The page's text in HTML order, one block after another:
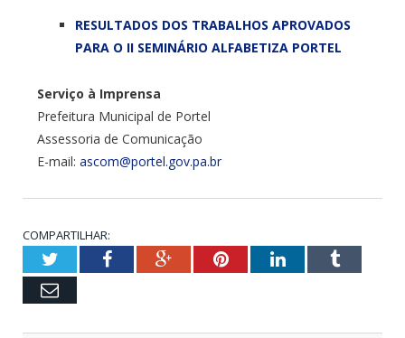
RESULTADOS DOS TRABALHOS APROVADOS
PARA O II SEMINÁRIO ALFABETIZA PORTEL
Serviço à Imprensa
Prefeitura Municipal de Portel
Assessoria de Comunicação
E-mail: ascom@portel.gov.pa.br
COMPARTILHAR:
TwitterFacebookGoogle+PinterestLinkedInTumblr
Email